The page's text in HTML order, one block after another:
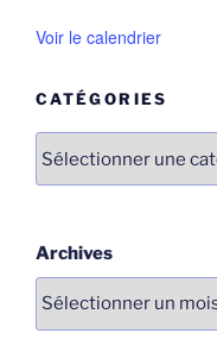
Voir le calendrier
CATÉGORIES
Archives